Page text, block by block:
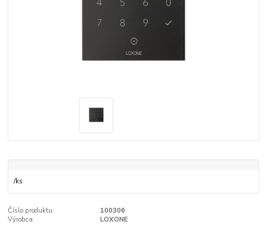
/ks
Číslo produktu:
100306
Výrobca:
LOXONE